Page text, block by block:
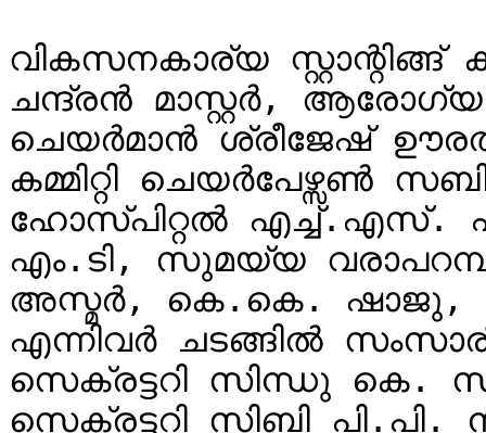
വികസനകാര്യ സ്റ്റാന്റിങ്ങ്
ചന്ദ്രന്‍ മാസ്റ്റര്‍, ആരോഗ്യ
ചെയര്‍മാന്‍ ശ്രീജേഷ്
കമ്മിറ്റി ചെയര്‍പേഴ്സൺ
ഹോസ്പിറ്റൽ എച്ച്.എസ്.
എം.ടി, സുമയ്യ
അസ്മര്‍, കെ.കെ.
എന്നിവർ ചടങ്ങിൽ
സെക്രട്ടറി സിന്ധു കെ.
സെക്രട്ടറി സിബി